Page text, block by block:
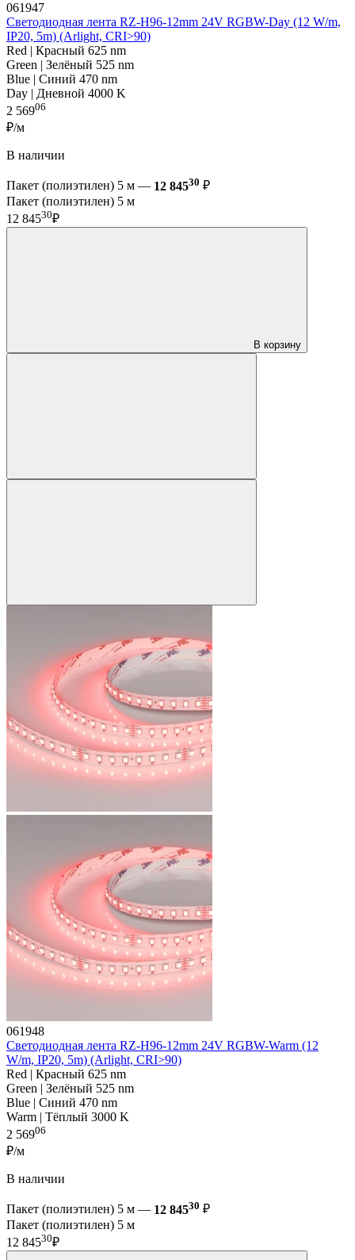
061947
Светодиодная лента RZ-H96-12mm 24V RGBW-Day (12 W/m,
IP20, 5m) (Arlight, CRI>90)
Red | Красный 625 nm
Green | Зелёный 525 nm
Blue | Синий 470 nm
Day | Дневной 4000 K
2 56906
₽/м
В наличии
Пакет (полиэтилен) 5 м — 12 84530 ₽
Пакет (полиэтилен) 5 м
12 84530₽
В корзину
061948
Светодиодная лента RZ-H96-12mm 24V RGBW-Warm (12
W/m, IP20, 5m) (Arlight, CRI>90)
Red | Красный 625 nm
Green | Зелёный 525 nm
Blue | Синий 470 nm
Warm | Тёплый 3000 K
2 56906
₽/м
В наличии
Пакет (полиэтилен) 5 м — 12 84530 ₽
Пакет (полиэтилен) 5 м
12 84530₽